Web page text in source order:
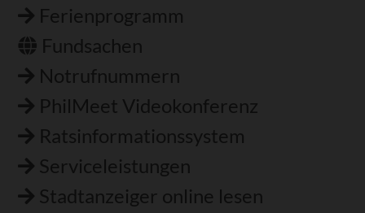
Ferienprogramm
Fundsachen
Notrufnummern
PhilMeet Videokonferenz
Ratsinformationssystem
Serviceleistungen
Stadtanzeiger online lesen